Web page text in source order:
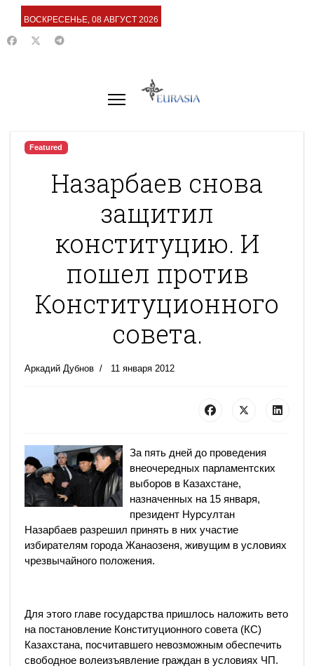
ВОСКРЕСЕНЬЕ, 08 АВГУСТ 2026
Featured
Назарбаев снова
защитил
конституцию. И
пошел против
Конституционного
совета.
Аркадий Дубнов 11 января 2012
За пять дней до проведения
внеочередных парламентских
выборов в Казахстане,
назначенных на 15 января,
президент Нурсултан
Назарбаев разрешил принять в них участие
избирателям города Жанаозеня, живущим в условиях
чрезвычайного положения.
Для этого главе государства пришлось наложить вето
на постановление Конституционного совета (КС)
Казахстана, посчитавшего невозможным обеспечить
свободное волеизъявление граждан в условиях ЧП.